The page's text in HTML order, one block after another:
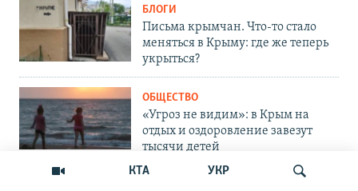
КТА УКР
БЛОГИ
Письма крымчан. Что-то стало
меняться в Крыму: где же теперь
укрыться?
ОБЩЕСТВО
«Угроз не видим»: в Крым на
отдых и оздоровление завезут
тысячи детей